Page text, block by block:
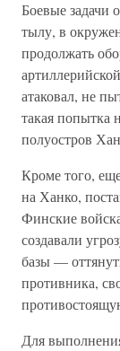
Боевые задачи
тылу, в
продолжать
атаковал, не
такая попытка
полуостров
Кроме того,
на Ханко,
Финские
создавали
базы —
противника,
Для